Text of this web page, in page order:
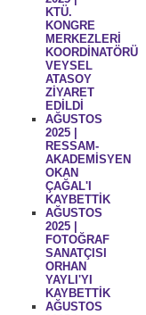
KTÜ.
KONGRE
MERKEZLERİ
KOORDİNATÖRÜ
VEYSEL
ATASOY
ZİYARET
EDİLDİ
AĞUSTOS
2025 |
RESSAM-
AKADEMİSYEN
OKAN
ÇAĞAL'I
KAYBETTİK
AĞUSTOS
2025 |
FOTOĞRAF
SANATÇISI
ORHAN
YAYLI'YI
KAYBETTİK
AĞUSTOS